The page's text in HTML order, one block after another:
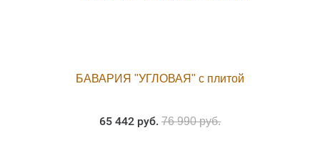
БАВАРИЯ "УГЛОВАЯ" с плитой
65 442 руб. 76 990 руб.